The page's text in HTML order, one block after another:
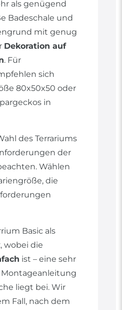
als genügend
Badeschale und
mit genug
Dekoration auf
. Für
sich
80x50x50 oder
in
des Terrariums
der
Wählen
die
Basic als
wobei die
ist – eine sehr
liegt bei. Wir
Fall, nach dem